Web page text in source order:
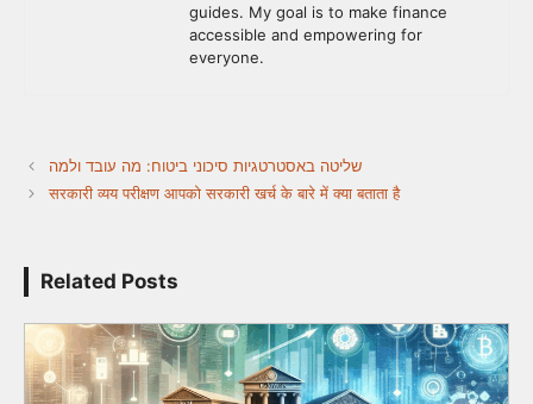
guides. My goal is to make finance
accessible and empowering for
everyone.
שליטה באסטרטגיות סיכוני ביטוח: מה עובד ולמה
सरकारी व्यय परीक्षण आपको सरकारी खर्च के बारे में क्या बताता है
Related Posts